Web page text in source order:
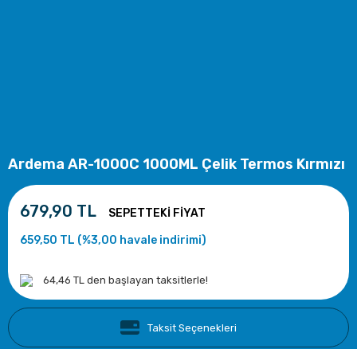
Ardema AR-1000C 1000ML Çelik Termos Kırmızı
679,90 TL
659,50 TL (%3,00 havale indirimi)
64,46 TL den başlayan taksitlerle!
Taksit Seçenekleri